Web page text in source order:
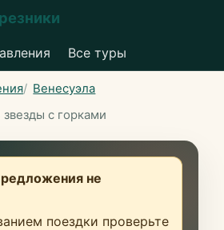
Все туры
Венесуэла
с горками
не
поездки проверьте